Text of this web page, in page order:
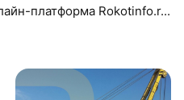
платформа Rokotinfo.r...